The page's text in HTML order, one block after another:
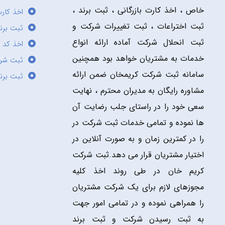
خاص ، اخذ کارت بازرگانی ، ثبت برند ،
ثبت اختراعات ، ثبت تغییرات شرکت و
ثبت انحلال شرکت آماده ارائه انواع
خدمات به مشتریان خواهد بود همچنین
سامانه ثبت شرکت کریمخان ضمن ارائه
مشاوره رایگان به مدیران محترم ، نهایت
سعی خود را در راستای جلب رضایت آن
ها نموده و تمامی خدمات ثبت شرکت در
را در کمترین زمان و به صورت آنلاین در
اختیار مشتریان قرار می دهد.ثبت شرکت
کریم خان در طی روند اخذ کلیه
مجوزهای لازم برای یک شرکت مشتریان
را همراهی نموده و در تمامی امور جهت
به ثبت رسیدن شرکت و ثبت برند
اخذ
ثبت
اخذ
ثبت
ثبت